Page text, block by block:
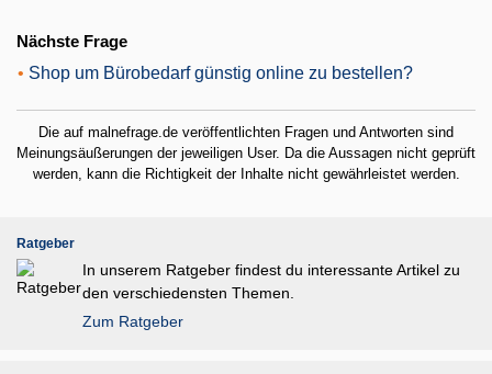
Nächste Frage
• Shop um Bürobedarf günstig online zu bestellen?
Die auf malnefrage.de veröffentlichten Fragen und Antworten sind
Meinungsäußerungen der jeweiligen User. Da die Aussagen nicht geprüft
werden, kann die Richtigkeit der Inhalte nicht gewährleistet werden.
Ratgeber
In unserem Ratgeber findest du interessante Artikel zu
den verschiedensten Themen.
Zum Ratgeber